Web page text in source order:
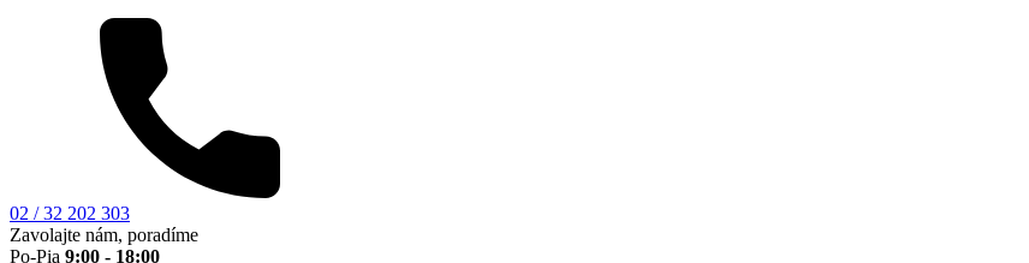
02 / 32 202 303
Zavolajte nám, poradíme
Po-Pia 9:00 - 18:00